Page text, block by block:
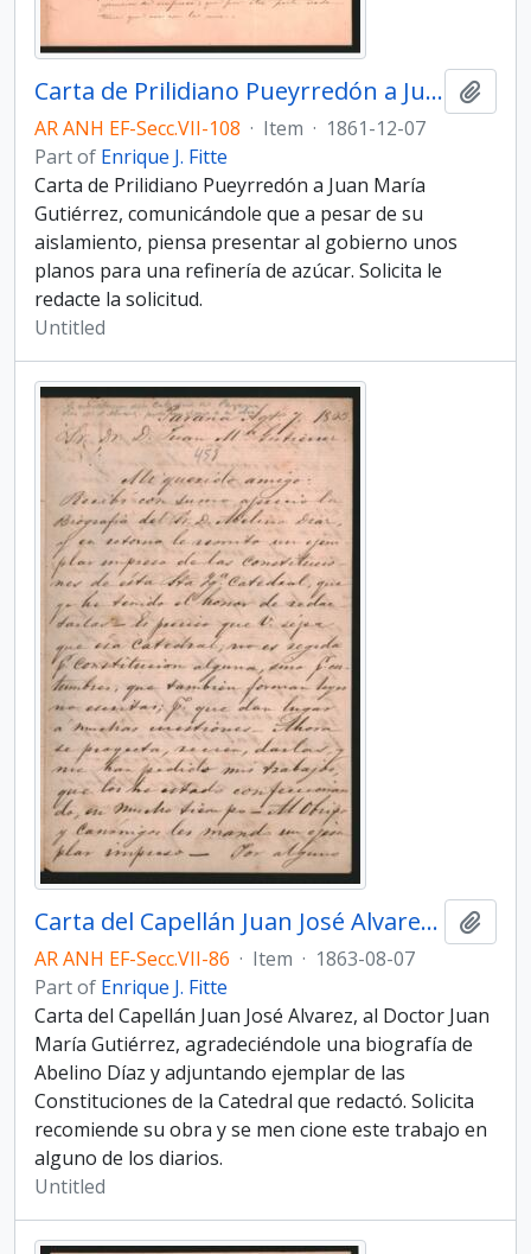
Carta de Prilidiano Pueyrredón a Juan María Gutiérrez,
AR ANH EF-Secc.VII-108 · Item · 1861-12-07
Part of Enrique J. Fitte
Carta de Prilidiano Pueyrredón a Juan María
Gutiérrez, comunicándole que a pesar de su
aislamiento, piensa presentar al gobierno unos
planos para una refinería de azúcar. Solicita le
redacte la solicitud.
Untitled
Carta del Capellán Juan José Alvarez, al Doctor Juan María Gutiérrez,
AR ANH EF-Secc.VII-86 · Item · 1863-08-07
Part of Enrique J. Fitte
Carta del Capellán Juan José Alvarez, al Doctor Juan
María Gutiérrez, agradeciéndole una biografía de
Abelino Díaz y adjuntando ejemplar de las
Constituciones de la Catedral que redactó. Solicita
recomiende su obra y se men­ cione este trabajo en
alguno de los diarios.
Untitled